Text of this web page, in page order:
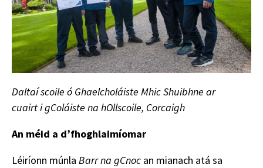
Daltaí scoile ó Ghaelcholáiste Mhic Shuibhne ar
cuairt i gColáiste na hOllscoile, Corcaigh
An méid a d’fhoghlaimíomar
Léiríonn múnla Barr na gCnoc an mianach atá sa